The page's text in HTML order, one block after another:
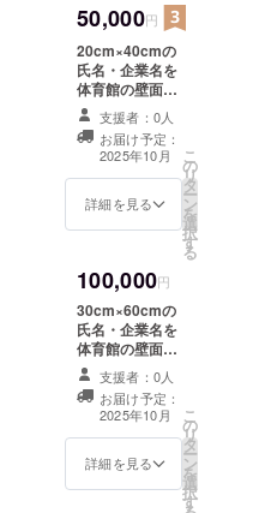
50,000円
20cm×40cmの
氏名・企業名を
体育館の壁面に
掲載 【掲載期
間】令和７年８
月１日から５年
間 【注意事項】
支援時、必ず備
考欄に掲載を希
支援者：0人
お届け予定：
2025年10月
詳細を見る
こ
の
リ
タ
ー
ン
を
選
択
す
る
100,000円
30cm×60cmの
氏名・企業名を
体育館の壁面に
掲載 【掲載期
間】令和７年８
月１日から５年
間 【注意事項】
支援時、必ず備
考欄に掲載を希
支援者：0人
お届け予定：
2025年10月
詳細を見る
こ
の
リ
タ
ー
ン
を
選
択
す